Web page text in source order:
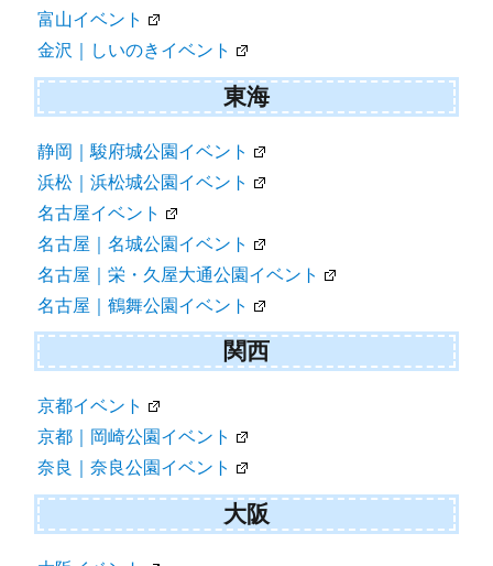
富山イベント
金沢｜しいのきイベント
東海
静岡｜駿府城公園イベント
浜松｜浜松城公園イベント
名古屋イベント
名古屋｜名城公園イベント
名古屋｜栄・久屋大通公園イベント
名古屋｜鶴舞公園イベント
関西
京都イベント
京都｜岡崎公園イベント
奈良｜奈良公園イベント
大阪